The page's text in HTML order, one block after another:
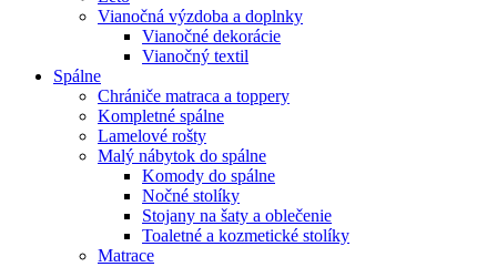
Vianočná výzdoba a doplnky
Vianočné dekorácie
Vianočný textil
Spálne
Chrániče matraca a toppery
Kompletné spálne
Lamelové rošty
Malý nábytok do spálne
Komody do spálne
Nočné stolíky
Stojany na šaty a oblečenie
Toaletné a kozmetické stolíky
Matrace